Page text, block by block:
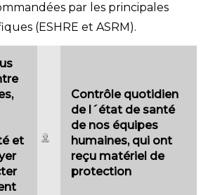
par les principales
(ESHRE et ASRM).
et
Contrôle quotidien
de l´état de santé
de nos équipes
humaines, qui ont
reçu matériel de
protection